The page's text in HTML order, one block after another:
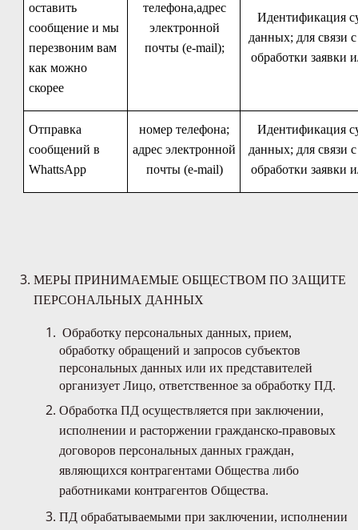
оставить
сообщение и мы
перезвоним вам
как можно
скорее
телефона,адрес
электронной
почты (e-mail);
Идентификация
данных; для связи
обработки заявки
Отправка
сообщений в
WhattsApp
номер телефона;
адрес электронной
почты (e-mail)
Идентификация
данных; для связи
обработки заявки
МЕРЫ ПРИНИМАЕМЫЕ ОБЩЕСТВОМ ПО ЗАЩИТЕ
ПЕРСОНАЛЬНЫХ ДАННЫХ
Обработку персональных данных, прием,
обработку обращений и запросов субъектов
персональных данных или их представителей
организует Лицо, ответственное за обработку ПД.
Обработка ПД осуществляется при заключении,
исполнении и расторжении гражданско-правовых
договоров персональных данных граждан,
являющихся контрагентами Общества либо
работниками контрагентов Общества.
ПД обрабатываемыми при заключении, исполнении